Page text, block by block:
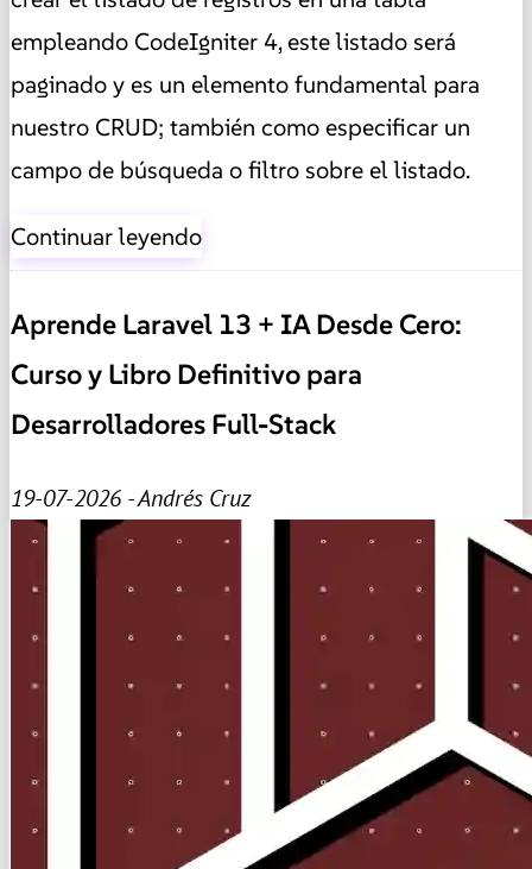
empleando CodeIgniter 4, este listado será
paginado y es un elemento fundamental para
nuestro CRUD; también como especificar un
campo de búsqueda o filtro sobre el listado.
Continuar leyendo
Aprende Laravel 13 + IA Desde Cero:
Curso y Libro Definitivo para
Desarrolladores Full-Stack
19-07-2026 - Andrés Cruz